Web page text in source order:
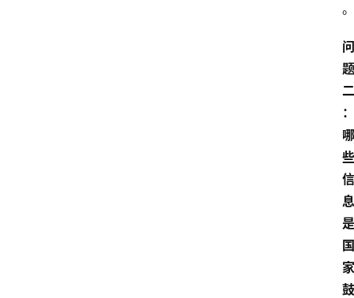
。
问
题
二
：
哪
些
信
息
是
国
家
鼓